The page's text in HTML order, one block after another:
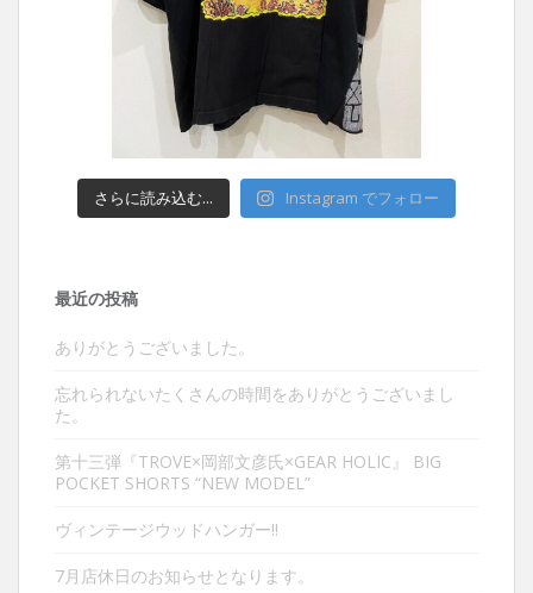
さらに読み込む... Instagram でフォロー
最近の投稿
ありがとうございました。
忘れられないたくさんの時間をありがとうございまし
た。
第十三弾『TROVE×岡部文彦氏×GEAR HOLIC』 BIG
POCKET SHORTS “NEW MODEL”
ヴィンテージウッドハンガー‼︎
7月店休日のお知らせとなります。